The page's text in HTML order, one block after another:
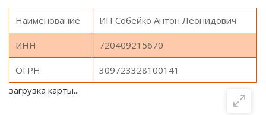
Наименование ИП Собейко Антон Леонидович
ИНН 720409215670
ОГРН
309723328100141
загрузка карты...